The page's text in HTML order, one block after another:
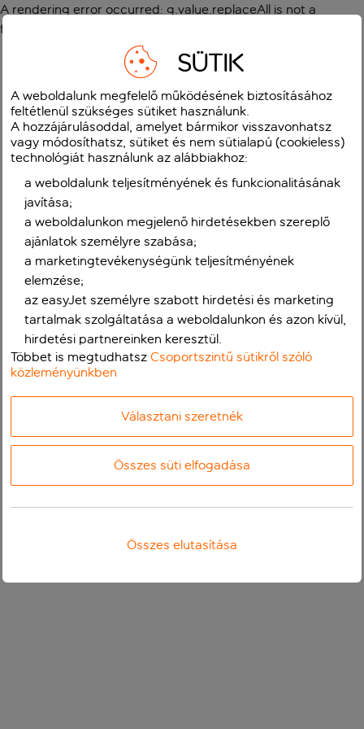
A rendering error occurred: g.value.replaceAll is not a
function
SÜTIK
A weboldalunk megfelelő működésének biztosításához
feltétlenül szükséges sütiket használunk.
A hozzájárulásoddal, amelyet bármikor visszavonhatsz
vagy módosíthatsz, sütiket és nem sütialapú (cookieless)
technológiát használunk az alábbiakhoz:
a weboldalunk teljesítményének és funkcionalitásának
javítása;
a weboldalunkon megjelenő hirdetésekben szereplő
ajánlatok személyre szabása;
a marketingtevékenységünk teljesítményének
elemzése;
az easyJet személyre szabott hirdetési és marketing
tartalmak szolgáltatása a weboldalunkon és azon kívül,
hirdetési partnereinken keresztül.
Többet is megtudhatszCsoportszintű sütikről szóló
közleményünkben
Választani szeretnék
Összes süti elfogadása
Összes elutasítása